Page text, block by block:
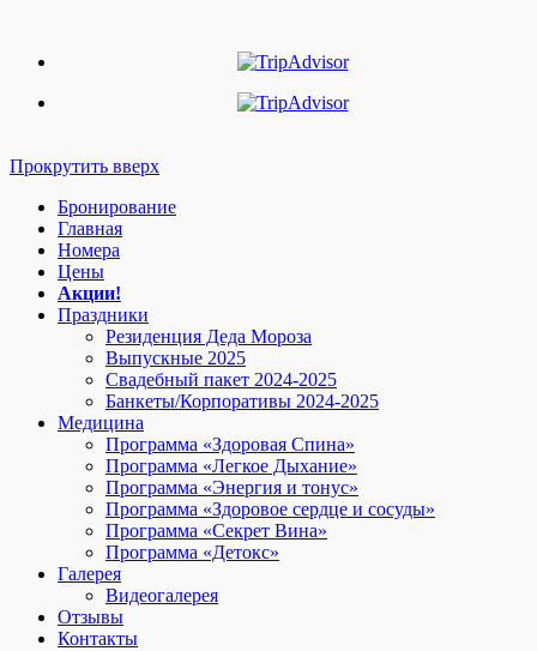
Прокрутить вверх
Бронирование
Главная
Номера
Цены
Акции!
Праздники
Резиденция Деда Мороза
Выпускные 2025
Свадебный пакет 2024-2025
Банкеты/Корпоративы 2024-2025
Медицина
Программа «Здоровая Спина»
Программа «Легкое Дыхание»
Программа «Энергия и тонус»
Программа «Здоровое сердце и сосуды»
Программа «Секрет Вина»
Программа «Детокс»
Галерея
Видеогалерея
Отзывы
Контакты